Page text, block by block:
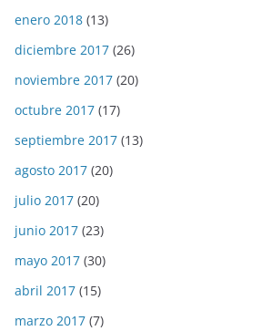
enero 2018 (13)
diciembre 2017 (26)
noviembre 2017 (20)
octubre 2017 (17)
septiembre 2017 (13)
agosto 2017 (20)
julio 2017 (20)
junio 2017 (23)
mayo 2017 (30)
abril 2017 (15)
marzo 2017 (7)